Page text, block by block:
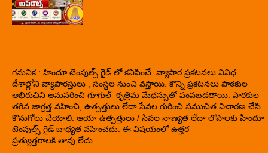
గమనిక : హిందూ టెంపుల్స్ గైడ్ లో కనిపించే వ్యాపార ప్రకటనలు వివిధ
దేశాల్లోని వ్యాపారస్తులు , సంస్థల నుంచి వస్తాయి. కొన్ని ప్రకటనలు పాఠకుల
అభిరుచిని అనుసరించి గూగుల్ కృత్రిమ మేధస్సుతో పంపబడతాయి. పాఠకుల
తగిన జాగ్రత్త వహించి, ఉత్పత్తులు లేదా సేవల గురించి సముచిత విచారణ చేసి
కొనుగోలు చేయాలి. ఆయా ఉత్పత్తులు / సేవల నాణ్యత లేదా లోపాలకు హిందూ
టెంపుల్స్ గైడ్ బాధ్యత వహించదు. ఈ విషయంలో ఉత్తర
ప్రత్యుత్తరాలకి తావు లేదు.